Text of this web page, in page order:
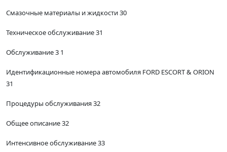
Смазочные материалы и жидкости 30
Техническое обслуживание 31
Обслуживание 3 1
Идентификационные номера автомобиля FORD ESCORT & ORION
31
Процедуры обслуживания 32
Общее описание 32
Интенсивное обслуживание 33